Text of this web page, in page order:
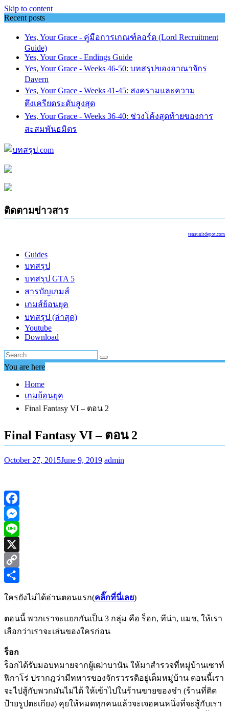
Skip to content
Recent posts
Yes, Your Grace - คู่มือการเกณฑ์ลอร์ด (Lord Recruitment
Guide)
Yes, Your Grace - Endings Guide
Yes, Your Grace - Weeks 46-50: บทสรุปของอาณาจักร
Davern
Yes, Your Grace - Weeks 41-45: สงครามและความ
ตึงเครียดระดับสูงสุด
Yes, Your Grace - Weeks 36-40: ช่วงโค้งสุดท้ายของการ
สะสมพันธมิตร
ติดตามข่าวสาร
tensunitdepot.com
Guides
บทสรุป
บทสรุป GTA 5
สารบัญเกมส์
เกมส์ย้อนยุค
บทสรุป (ล่าสุด)
Youtube
Download
You are here
Home
เกมย้อนยุค
Final Fantasy VI – ตอน 2
Final Fantasy VI – ตอน 2
October 27, 2015June 9, 2019 admin
Facebook
Messenger
Line
X
Copy
ใครยังไม่ได้อ่านตอนแรก(คลิ๊กที่นี่เลย)
ตอนนี้ พวกเราจะแยกกันเป็น 3 กลุ่ม คือ ร็อก, ทีน่า, แมช, ให้เรา
เลือกว่าเราจะเล่นของใครก่อน
ร็อก
ร็อกได้รับมอบหมายจากผู้เฒ่าบานัน ให้มาสำรวจที่หมู่บ้านเซาท์
ฟิกาโร่ ปรากฎว่ามีทหารของจักรวรรดิอยู่เต็มหมู่บ้าน ตอนนี้เรา
จะไปสู้กับพวกมันไม่ได้ ให้เข้าไปในร้านขายของชำ (ร้านที่ติด
ป้ายรูปตะเกียง) คุยให้หมดทุกคนแล้วจะเจอคนหนึ่งที่จะสู้กับเรา